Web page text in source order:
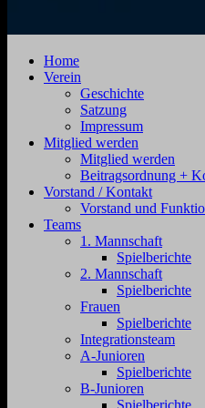
Zehdenick
Jahnstraße
Zehdenick
Home
Verein
Geschichte
Satzung
Impressum
Mitglied werden
Mitglied werden
Beitragsordnung +
Vorstand / Kontakt
Vorstand und
Teams
1. Mannschaft
Spielberichte
2. Mannschaft
Spielberichte
Frauen
Spielberichte
Integrationsteam
A-Junioren
Spielberichte
B-Junioren
Spielberichte